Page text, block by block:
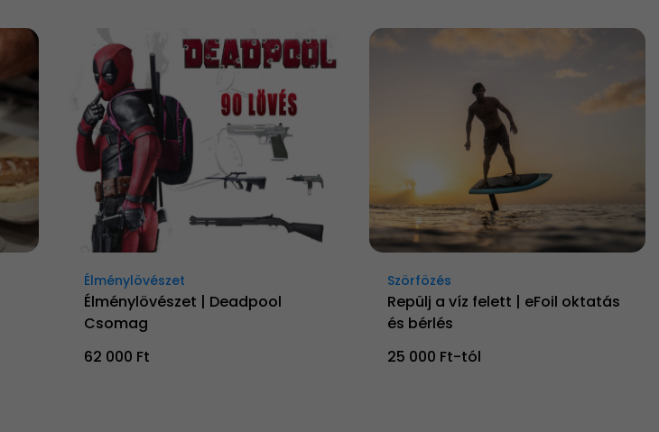
Élménylövészet
Élménylövészet | Deadpool
Csomag
62 000 Ft
Szörfözés
Repülj a víz felett | eFoil oktatás
és bérlés
25 000 Ft-tól